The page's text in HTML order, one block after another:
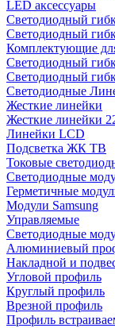
LED аксессуары
Светодиодный
Светодиодный
Комплектующие
Светодиодный
Светодиодный
Светодиодные
Жесткие линейки
Жесткие линейки
Линейки LCD
Подсветка ЖК ТВ
Токовые
Светодиодные
Герметичные
Модули Samsung
Управляемые
Светодиодные
Алюминиевый
Накладной и
Угловой профиль
Круглый профиль
Врезной профиль
Профиль